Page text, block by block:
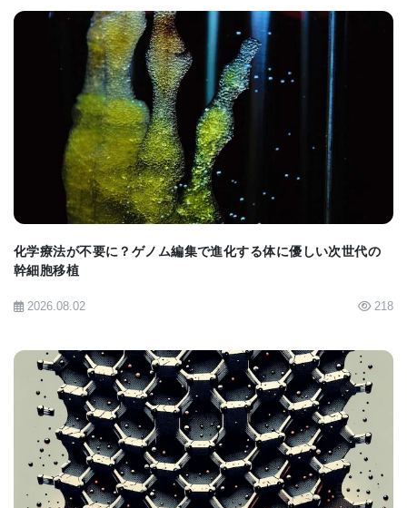
ように促すことで、体は独自の新しいニューロンを
作り、内部から再構築することができる。」
[siteimg width=300
height=300">modules/xelfinder/index.php/view/742/
画像：グリアから変換された新しい脊髄ニューロ
ン。(Credit: UTSW)
height=300">modules/xelfinder/index.php/view/741/
1.jpg[/siteimg">
画像：論文の要約(Credit: Cell Stem Cell)
BIOMARKET JP
化学療法が不要に？ゲノム編集で進化する体に優しい次世代の
幹細胞移植
2026.08.02 218
BIOMARKET JP